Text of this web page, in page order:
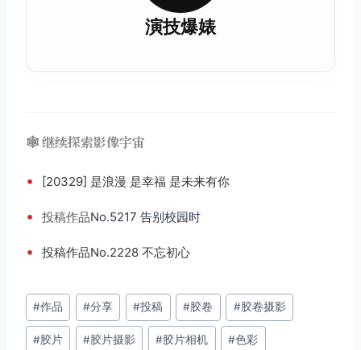
演技爆婊
🕸️ 继续探索影像宇宙
• [20329] 是浪漫 是幸福 是未来有你
• 投稿作品No.5217 告别校园时
• 投稿作品No.2228 不忘初心
文
章
标
#作品 #分享 #投稿 #胶卷 #胶卷摄影
#胶片 #胶片摄影 #胶片相机 #色彩